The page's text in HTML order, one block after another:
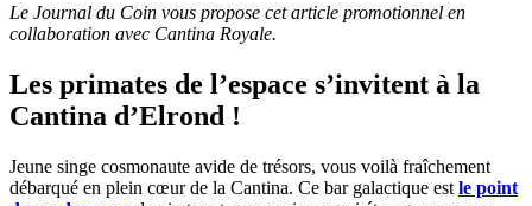
Le Journal du Coin vous propose cet article promotionnel en
collaboration avec Cantina Royale.
Les primates de l’espace s’invitent à la
Cantina d’Elrond !
Jeune singe cosmonaute avide de trésors, vous voilà fraîchement
débarqué en plein cœur de la Cantina. Ce bar galactique est le point